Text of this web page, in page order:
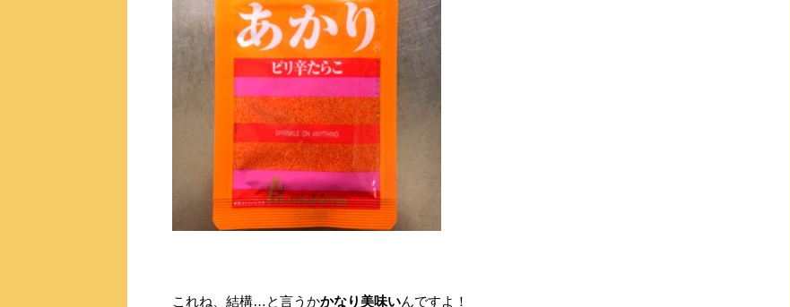
これね、結構…と言うかかなり美味いんですよ！